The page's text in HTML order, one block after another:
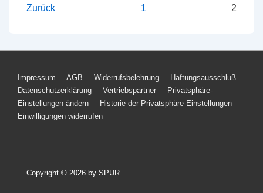
Seitennummerierung
Beiträge
Zurück 1 2
Footer-
Menü
Impressum AGB Widerrufsbelehrung
Haftungsausschluß
Datenschutzerklärung
Vertriebspartner
Privatsphäre-
Einstellungen ändern
Historie der Privatsphäre-Einstellungen
Einwilligungen widerrufen
Copyright © 2026 by SPUR